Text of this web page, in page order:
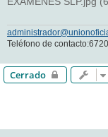
Teléfono de
Cerrado